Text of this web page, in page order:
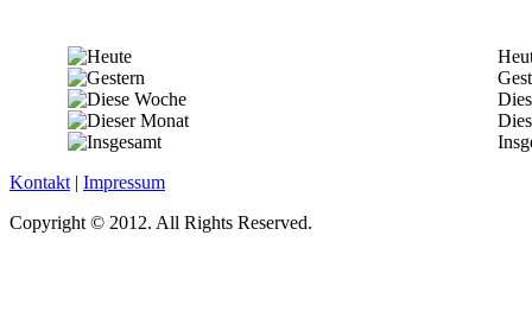
Kontakt | Impressum
Copyright © 2012. All Rights Reserved.